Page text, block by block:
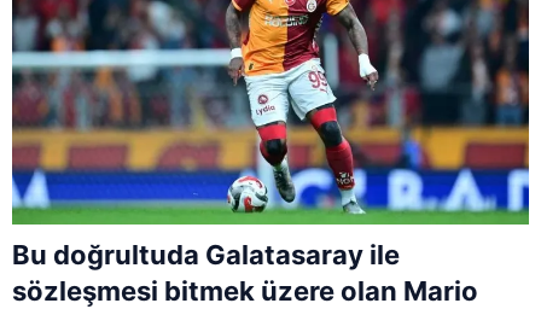
Bu doğrultuda Galatasaray ile
sözleşmesi bitmek üzere olan Mario